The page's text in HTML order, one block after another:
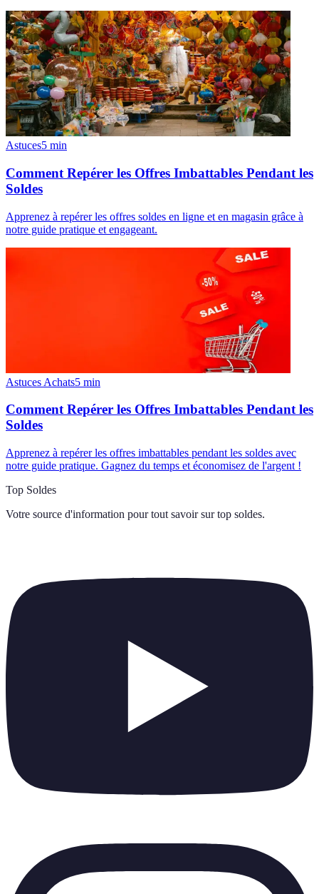
Astuces5 min
Comment Repérer les Offres Imbattables Pendant les
Soldes
Apprenez à repérer les offres soldes en ligne et en magasin grâce à
notre guide pratique et engageant.
Astuces Achats5 min
Comment Repérer les Offres Imbattables Pendant les
Soldes
Apprenez à repérer les offres imbattables pendant les soldes avec
notre guide pratique. Gagnez du temps et économisez de l'argent !
Top Soldes
Votre source d'information pour tout savoir sur top soldes.